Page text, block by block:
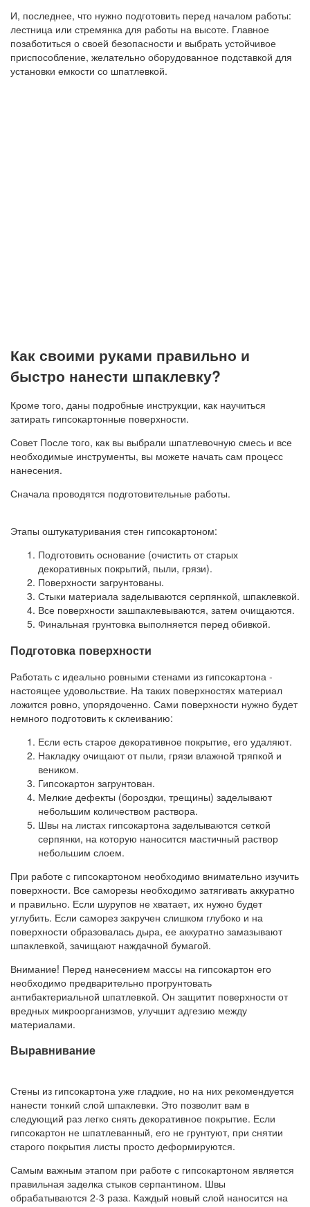
И, последнее, что нужно подготовить перед началом работы:
лестница или стремянка для работы на высоте. Главное
позаботиться о своей безопасности и выбрать устойчивое
приспособление, желательно оборудованное подставкой для
установки емкости со шпатлевкой.
Как своими руками правильно и
быстро нанести шпаклевку?
Кроме того, даны подробные инструкции, как научиться
затирать гипсокартонные поверхности.
Совет После того, как вы выбрали шпатлевочную смесь и все
необходимые инструменты, вы можете начать сам процесс
нанесения.
Сначала проводятся подготовительные работы.
Этапы оштукатуривания стен гипсокартоном:
Подготовить основание (очистить от старых
декоративных покрытий, пыли, грязи).
Поверхности загрунтованы.
Стыки материала заделываются серпянкой, шпаклевкой.
Все поверхности зашпаклевываются, затем очищаются.
Финальная грунтовка выполняется перед обивкой.
Подготовка поверхности
Работать с идеально ровными стенами из гипсокартона -
настоящее удовольствие. На таких поверхностях материал
ложится ровно, упорядоченно. Сами поверхности нужно будет
немного подготовить к склеиванию:
Если есть старое декоративное покрытие, его удаляют.
Накладку очищают от пыли, грязи влажной тряпкой и
веником.
Гипсокартон загрунтован.
Мелкие дефекты (бороздки, трещины) заделывают
небольшим количеством раствора.
Швы на листах гипсокартона заделываются сеткой
серпянки, на которую наносится мастичный раствор
небольшим слоем.
При работе с гипсокартоном необходимо внимательно изучить
поверхности. Все саморезы необходимо затягивать аккуратно
и правильно. Если шурупов не хватает, их нужно будет
углубить. Если саморез закручен слишком глубоко и на
поверхности образовалась дыра, ее аккуратно замазывают
шпаклевкой, зачищают наждачной бумагой.
Внимание! Перед нанесением массы на гипсокартон его
необходимо предварительно прогрунтовать
антибактериальной шпатлевкой. Он защитит поверхности от
вредных микроорганизмов, улучшит адгезию между
материалами.
Выравнивание
Стены из гипсокартона уже гладкие, но на них рекомендуется
нанести тонкий слой шпаклевки. Это позволит вам в
следующий раз легко снять декоративное покрытие. Если
гипсокартон не шпатлеванный, его не грунтуют, при снятии
старого покрытия листы просто деформируются.
Самым важным этапом при работе с гипсокартоном является
правильная заделка стыков серпантином. Швы
обрабатываются 2-3 раза. Каждый новый слой наносится на